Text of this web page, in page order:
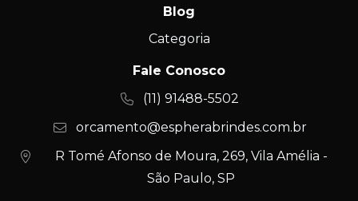
Blog
Categoria
Fale Conosco
(11) 91488-5502
orcamento@espherabrindes.com.br
R Tomé Afonso de Moura, 269, Vila Amélia -
São Paulo, SP